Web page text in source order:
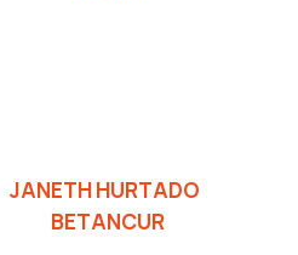
JANETH HURTADO
BETANCUR